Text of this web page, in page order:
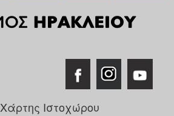
Χάρτης Ιστοχώρου